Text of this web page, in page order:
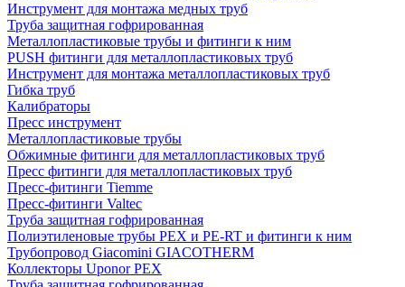
Инструмент для монтажа медных труб
Труба защитная гофрированная
Металлопластиковые трубы и фитинги к ним
PUSH фитинги для металлопластиковых труб
Инструмент для монтажа металлопластиковых труб
Гибка труб
Калибраторы
Пресс инструмент
Металлопластиковые трубы
Обжимные фитинги для металлопластиковых труб
Пресс фитинги для металлопластиковых труб
Пресс-фитинги Tiemme
Пресс-фитинги Valtec
Труба защитная гофрированная
Полиэтиленовые трубы PEX и PE-RT и фитинги к ним
Трубопровод Giacomini GIACOTHERM
Коллекторы Uponor PEX